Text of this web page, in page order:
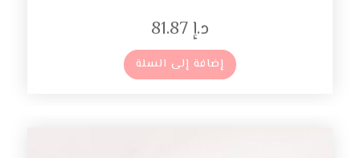
د.إ
إضافة إلى السلة